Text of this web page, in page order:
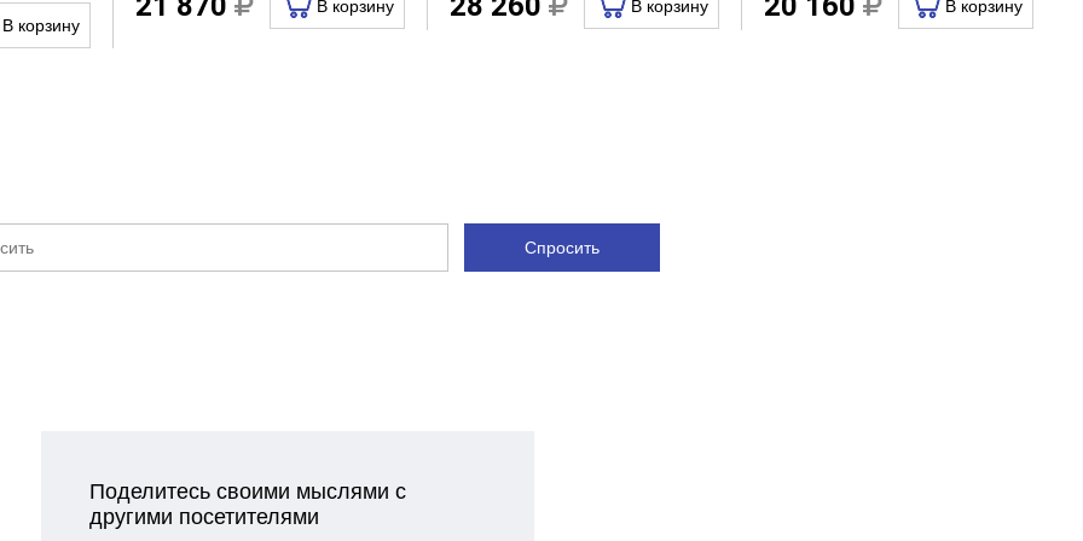
корзину
В корзину В корзину В корзину
Спросить
Поделитесь своими мыслями с
другими посетителями